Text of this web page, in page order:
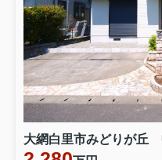
長生村本郷 中古戸建
千葉県長生郡長生村本郷
外房線 八積駅 徒歩41分
物件詳細へ
内装リフォーム令和8年8
施工 ３SLDK 車4台可能
2026.08.07
大網白里市みどりが丘